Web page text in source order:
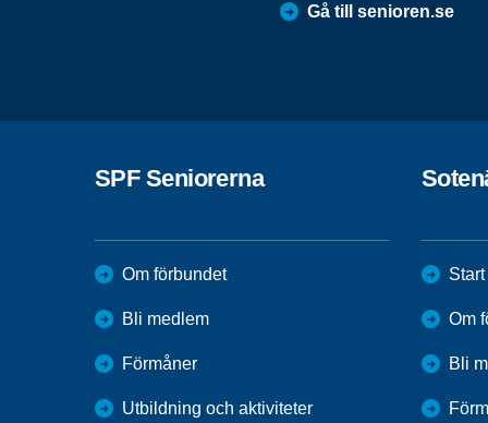
Gå till senioren.se
SPF Seniorerna
Om förbundet
Bli medlem
Förmåner
Utbildning och aktiviteter
Start
Om
Bli